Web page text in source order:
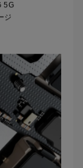
5G
ジ